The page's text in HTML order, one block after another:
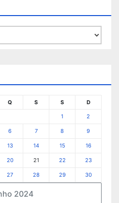
2024
Q S S D
1 2
6 7 8 9
13 14 15 16
20 21 22 23
27 28 29 30